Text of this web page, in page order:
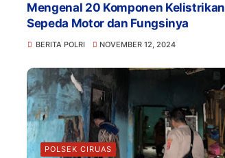
Mengenal 20 Komponen Kelistrikan
Sepeda Motor dan Fungsinya
BERITA POLRI NOVEMBER 12, 2024
POLSEK CIRUAS